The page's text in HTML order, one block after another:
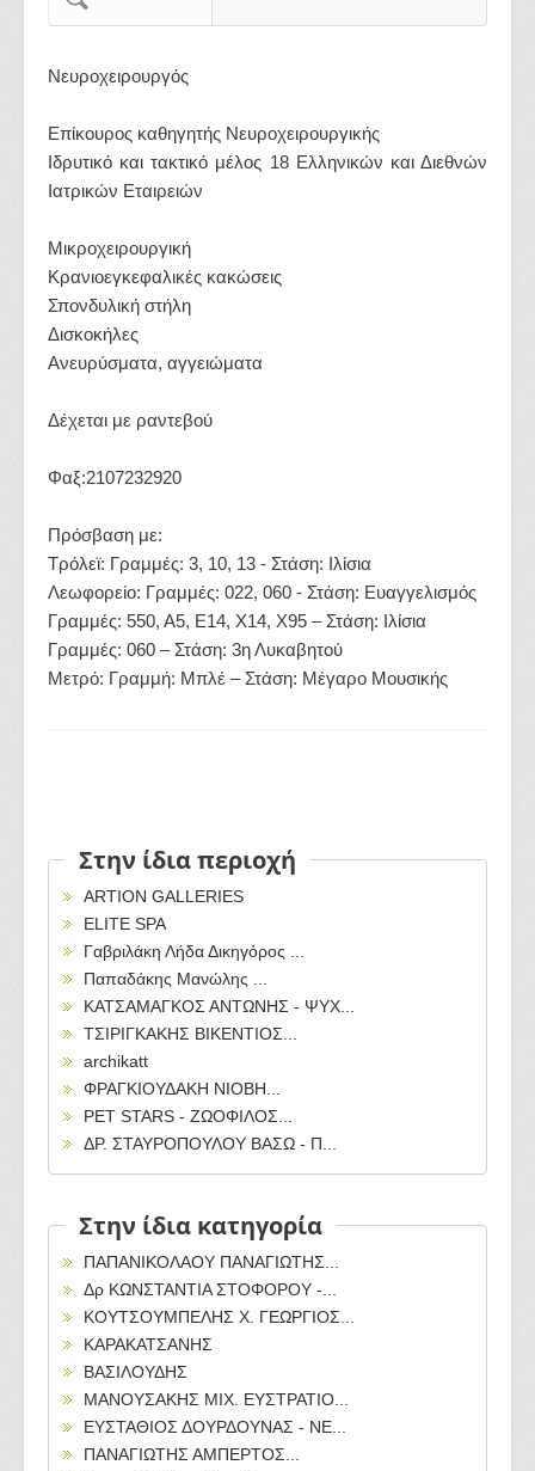
Νευροχειρουργός
Επίκουρος καθηγητής Νευροχειρουργικής
Ιδρυτικό και τακτικό μέλος 18 Ελληνικών και Διεθνών
Ιατρικών Εταιρειών
Μικροχειρουργική
Κρανιοεγκεφαλικές κακώσεις
Σπονδυλική στήλη
Δισκοκήλες
Ανευρύσματα, αγγειώματα
Δέχεται με ραντεβού
Φαξ:2107232920
Πρόσβαση με:
Τρόλεϊ: Γραμμές: 3, 10, 13 - Στάση: Ιλίσια
Λεωφορείο: Γραμμές: 022, 060 - Στάση: Ευαγγελισμός
Γραμμές: 550, Α5, Ε14, Χ14, Χ95 – Στάση: Ιλίσια
Γραμμές: 060 – Στάση: 3η Λυκαβητού
Μετρό: Γραμμή: Μπλέ – Στάση: Μέγαρο Μουσικής
Στην ίδια περιοχή
ARTION GALLERIES
ELITE SPA
Γαβριλάκη Λήδα Δικηγόρος ...
Παπαδάκης Μανώλης ...
ΚΑΤΣΑΜΑΓΚΟΣ ΑΝΤΩΝΗΣ - ΨΥΧ...
ΤΣΙΡΙΓΚΑΚΗΣ ΒΙΚΕΝΤΙΟΣ...
archikatt
ΦΡΑΓΚΙΟΥΔΑΚΗ ΝΙΟΒΗ...
PET STARS - ΖΩΟΦΙΛΟΣ...
ΔΡ. ΣΤΑΥΡΟΠΟΥΛΟΥ ΒΑΣΩ - Π...
Στην ίδια κατηγορία
ΠΑΠΑΝΙΚΟΛΑΟΥ ΠΑΝΑΓΙΩΤΗΣ...
Δρ ΚΩΝΣΤΑΝΤΙΑ ΣΤΟΦΟΡΟΥ -...
ΚΟΥΤΣΟΥΜΠΕΛΗΣ Χ. ΓΕΩΡΓΙΟΣ...
ΚΑΡΑΚΑΤΣΑΝΗΣ
ΒΑΣΙΛΟΥΔΗΣ
ΜΑΝΟΥΣΑΚΗΣ ΜΙΧ. ΕΥΣΤΡΑΤΙΟ...
ΕΥΣΤΑΘΙΟΣ ΔΟΥΡΔΟΥΝΑΣ - ΝΕ...
ΠΑΝΑΓΙΩΤΗΣ ΑΜΠΕΡΤΟΣ...